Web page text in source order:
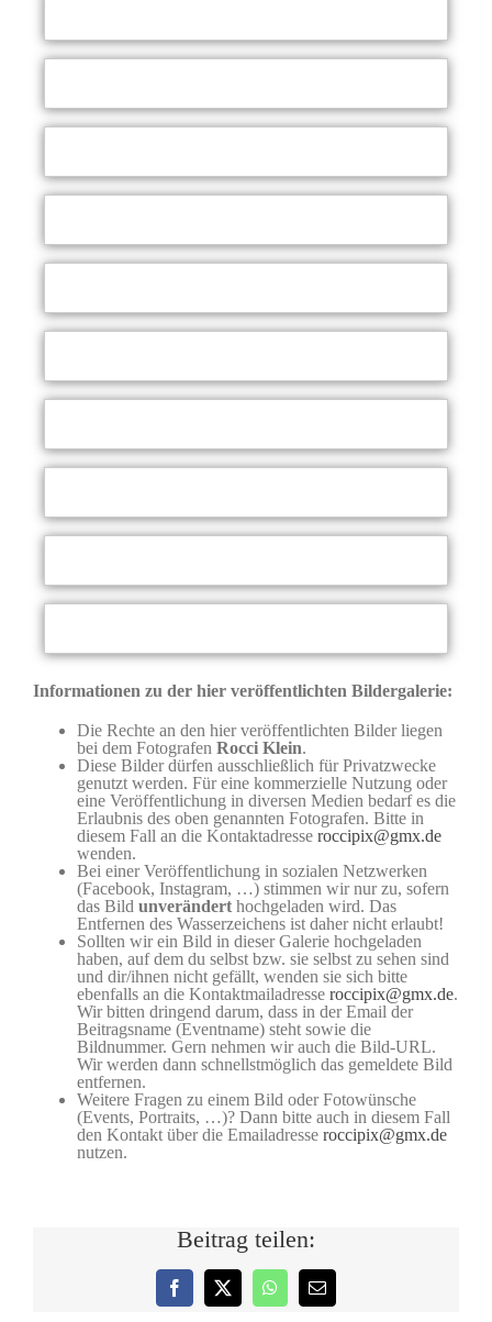
Informationen zu der hier veröffentlichten Bildergalerie:
Die Rechte an den hier veröffentlichten Bilder liegen
bei dem Fotografen Rocci Klein.
Diese Bilder dürfen ausschließlich für Privatzwecke
genutzt werden. Für eine kommerzielle Nutzung oder
eine Veröffentlichung in diversen Medien bedarf es die
Erlaubnis des oben genannten Fotografen. Bitte in
diesem Fall an die Kontaktadresse roccipix@gmx.de
wenden.
Bei einer Veröffentlichung in sozialen Netzwerken
(Facebook, Instagram, …) stimmen wir nur zu, sofern
das Bild unverändert hochgeladen wird. Das
Entfernen des Wasserzeichens ist daher nicht erlaubt!
Sollten wir ein Bild in dieser Galerie hochgeladen
haben, auf dem du selbst bzw. sie selbst zu sehen sind
und dir/ihnen nicht gefällt, wenden sie sich bitte
ebenfalls an die Kontaktmailadresse roccipix@gmx.de.
Wir bitten dringend darum, dass in der Email der
Beitragsname (Eventname) steht sowie die
Bildnummer. Gern nehmen wir auch die Bild-URL.
Wir werden dann schnellstmöglich das gemeldete Bild
entfernen.
Weitere Fragen zu einem Bild oder Fotowünsche
(Events, Portraits, …)? Dann bitte auch in diesem Fall
den Kontakt über die Emailadresse roccipix@gmx.de
nutzen.
Beitrag teilen:
Facebook
X WhatsApp
E-